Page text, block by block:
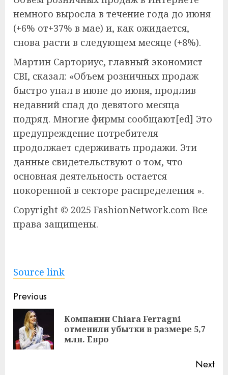
немного выросла в течение года до июня
(+6% от+37% в мае) и, как ожидается,
снова расти в следующем месяце (+8%).
Мартин Сарториус, главный экономист
CBI, сказал: «Объем розничных продаж
быстро упал в июне до июня, продлив
недавний спад до девятого месяца
подряд. Многие фирмы сообщают[ed] Это
предупреждение потребителя
продолжает сдерживать продажи. Эти
данные свидетельствуют о том, что
основная деятельность остается
покоренной в секторе распределения ».
Copyright © 2025 FashionNetwork.com Все
права защищены.
Source link
Continue
Reading
Previous
Компании Chiara Ferragni
отменили убытки в размере 5,7
млн. Евро
Next